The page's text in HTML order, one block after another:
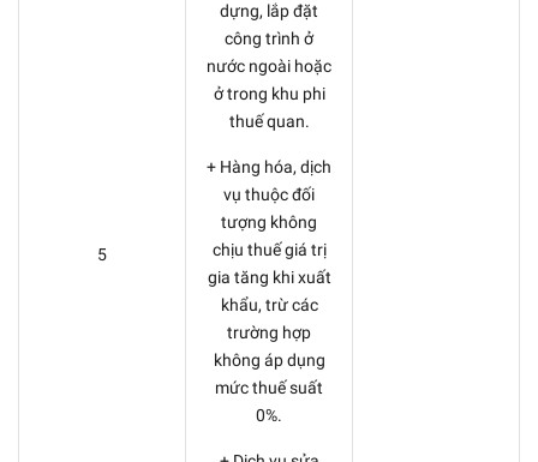
5
dựng, lắp đặt
công trình ở
nước ngoài hoặc
ở trong khu phi
thuế quan.
+ Hàng hóa, dịch
vụ thuộc đối
tượng không
chịu thuế giá trị
gia tăng khi xuất
khẩu, trừ các
trường hợp
không áp dụng
mức thuế suất
0%.